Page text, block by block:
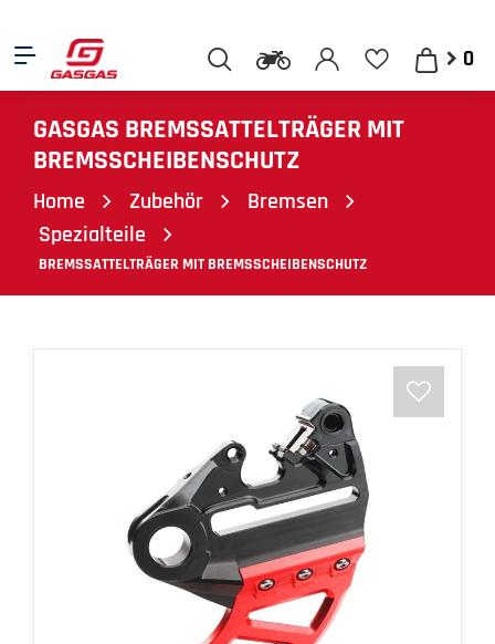
0
GASGAS BREMSSATTELTRÄGER MIT
BREMSSCHEIBENSCHUTZ
Home Zubehör
Bremsen
Spezialteile
BREMSSATTELTRÄGER MIT BREMSSCHEIBENSCHUTZ